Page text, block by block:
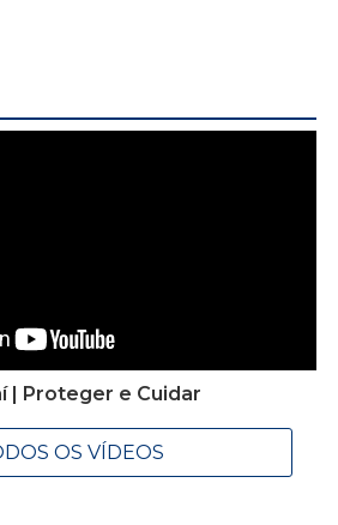
| Proteger e Cuidar
OS VÍDEOS